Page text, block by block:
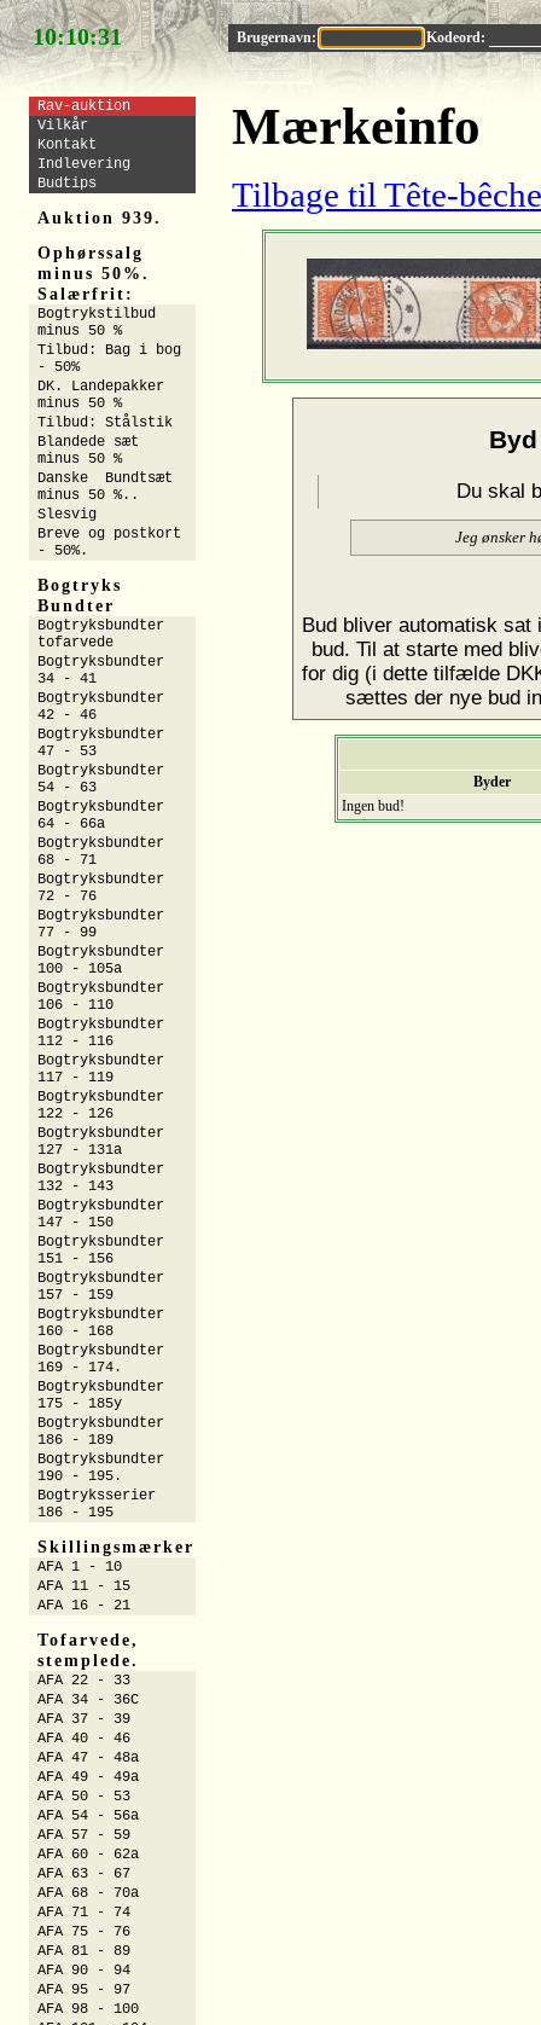
10:10:30 Brugernavn: Kodeord:
Mærkeinfo
Tilbage til Tête-
Du skal
Jeg ønsker
Bud bliver automatisk
bud. Til at starte med
for dig (i dette tilfælde
sættes der nye bud
Byder
Ingen bud!
Rav-auktion
Vilkår
Kontakt
Indlevering
Budtips
Auktion 939.
Ophørssalg
minus 50%.
Salærfrit:
Bogtrykstilbud
minus 50 %
Tilbud: Bag i bog
- 50%
DK. Landepakker
minus 50 %
Tilbud: Stålstik
Blandede sæt
minus 50 %
Danske Bundtsæt
minus 50 %..
Slesvig
Breve og postkort
- 50%.
Bogtryks
Bundter
Bogtryksbundter
tofarvede
Bogtryksbundter
34 - 41
Bogtryksbundter
42 - 46
Bogtryksbundter
47 - 53
Bogtryksbundter
54 - 63
Bogtryksbundter
64 - 66a
Bogtryksbundter
68 - 71
Bogtryksbundter
72 - 76
Bogtryksbundter
77 - 99
Bogtryksbundter
100 - 105a
Bogtryksbundter
106 - 110
Bogtryksbundter
112 - 116
Bogtryksbundter
117 - 119
Bogtryksbundter
122 - 126
Bogtryksbundter
127 - 131a
Bogtryksbundter
132 - 143
Bogtryksbundter
147 - 150
Bogtryksbundter
151 - 156
Bogtryksbundter
157 - 159
Bogtryksbundter
160 - 168
Bogtryksbundter
169 - 174.
Bogtryksbundter
175 - 185y
Bogtryksbundter
186 - 189
Bogtryksbundter
190 - 195.
Bogtryksserier
186 - 195
Skillingsmærker
AFA 1 - 10
AFA 11 - 15
AFA 16 - 21
Tofarvede,
stemplede.
AFA 22 - 33
AFA 34 - 36C
AFA 37 - 39
AFA 40 - 46
AFA 47 - 48a
AFA 49 - 49a
AFA 50 - 53
AFA 54 - 56a
AFA 57 - 59
AFA 60 - 62a
AFA 63 - 67
AFA 68 - 70a
AFA 71 - 74
AFA 75 - 76
AFA 81 - 89
AFA 90 - 94
AFA 95 - 97
AFA 98 - 100